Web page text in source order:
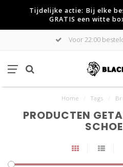
Tijdelijke actie: Bij elke
GRATIS een witte
Voor 22:00
Home Tags
PRODUCTEN